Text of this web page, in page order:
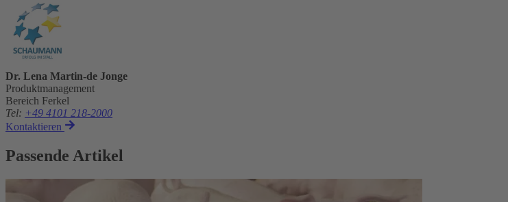
Dr. Lena Martin-de Jonge
Produktmanagement
Bereich Ferkel
Tel: +49 4101 218-2000
Kontaktieren
Passende Artikel